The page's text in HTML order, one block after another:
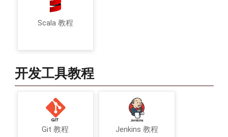
Scala 教程
开发工具教程
Git 教程 Jenkins 教程